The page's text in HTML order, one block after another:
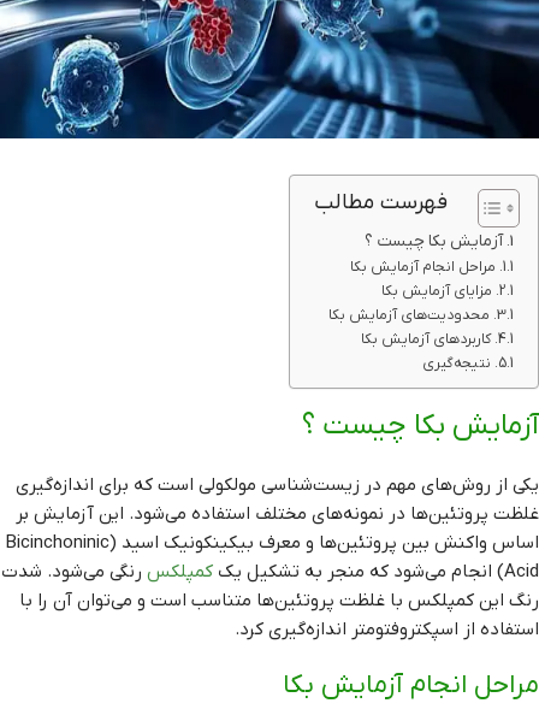
فهرست مطالب
آزمایش بکا چیست ؟
مراحل انجام آزمایش بکا
مزایای آزمایش بکا
محدودیت‌های آزمایش بکا
کاربردهای آزمایش بکا
نتیجه‌گیری
آزمایش بکا چیست ؟
یکی از روش‌های مهم در زیست‌شناسی مولکولی است که برای اندازه‌گیری
غلظت پروتئین‌ها در نمونه‌های مختلف استفاده می‌شود. این آزمایش بر
اساس واکنش بین پروتئین‌ها و معرف بیکینکونیک اسید (Bicinchoninic
Acid) انجام می‌شود که منجر به تشکیل یک
کمپلکس رنگی می‌شود. شدت
رنگ این کمپلکس با غلظت پروتئین‌ها متناسب است و می‌توان آن را با
استفاده از اسپکتروفتومتر اندازه‌گیری کرد.
مراحل انجام آزمایش بکا